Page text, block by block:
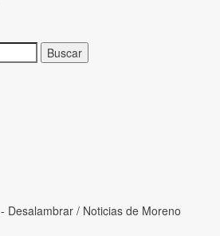
- Desalambrar / Noticias de Moreno